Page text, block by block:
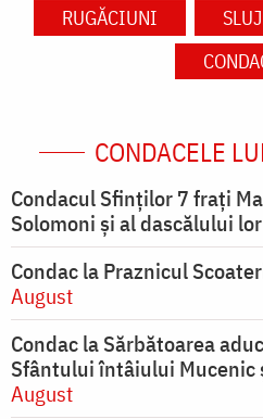
RUGĂCIUNI
CONDACELE
Condacul Sfinţilor 7 fraţi
Solomoni şi al dascălului
Condac la Praznicul
August
Condac la Sărbătoarea
Sfântului întâiului Mucenic
August